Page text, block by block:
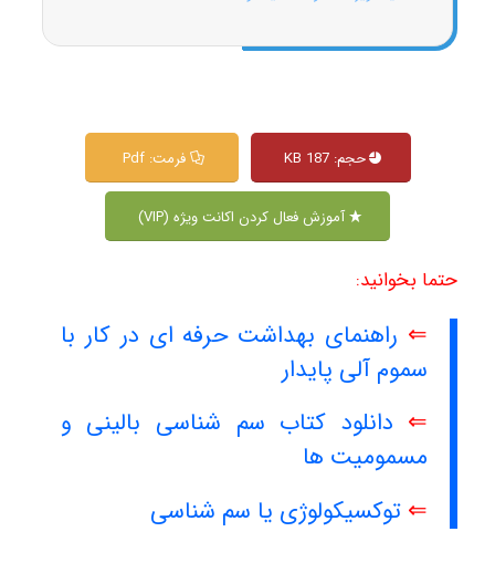
حجم: 187 KB فرمت: Pdf
آموزش فعال کردن اکانت ویژه (VIP)
حتما بخوانید:
⇐ راهنمای بهداشت حرفه ای در کار با
سموم آلی پایدار
⇐ دانلود کتاب سم شناسی بالینی و
مسمومیت ها
⇐ توکسیکولوژی یا سم شناسی